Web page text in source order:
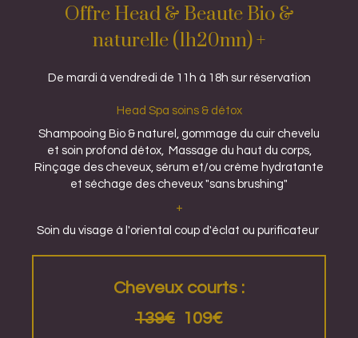
Offre Head & Beaute Bio &
naturelle (1h20mn) +
De mardi à vendredi de 11h à 18h sur réservation
Head Spa soins & détox
Shampooing Bio & naturel, gommage du cuir chevelu
et soin profond détox, Massage du haut du corps,
Rinçage des cheveux, sérum et/ou crème hydratante
et séchage des cheveux "sans brushing"
+
Soin du visage à l'oriental coup d'éclat ou purificateur
Cheveux courts :
139€ 109€